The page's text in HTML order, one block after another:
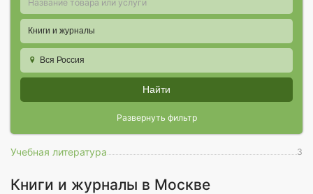
Книги и журналы
Вся Россия
Найти
Развернуть фильтр
Учебная литература 3
Книги и журналы в Москве